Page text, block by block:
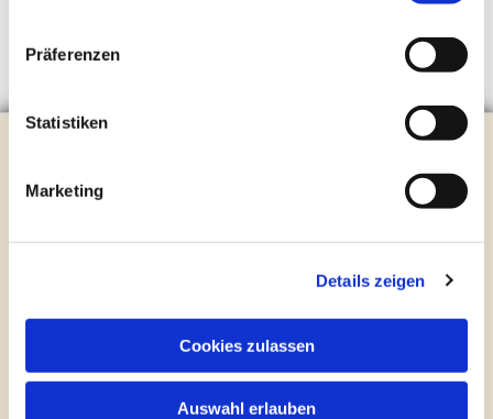
Präferenzen
Statistiken
Marketing
Details zeigen
Cookies zulassen
Auswahl erlauben
Tel.:0 52 04 / 36 28
Newsletter abonnieren
Kontakt und Öffnungszeiten
Gemeinde- und Friedhofsamt
Montag: geschlossen